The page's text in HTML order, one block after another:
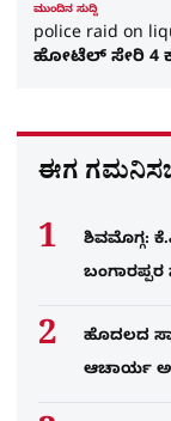
ಮುಂದಿನ ಸುದ್ದಿ
police raid on
ಹೋಟೆಲ್​ ಸೇರಿ 4
ಈಗ
ಶಿವಮೊಗ್ಗ:
ಹೊದಲದ
ಆಚಾರ್ಯ